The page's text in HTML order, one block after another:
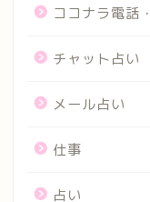
ココナラ電話
チャット占い
メール占い
仕事
占い